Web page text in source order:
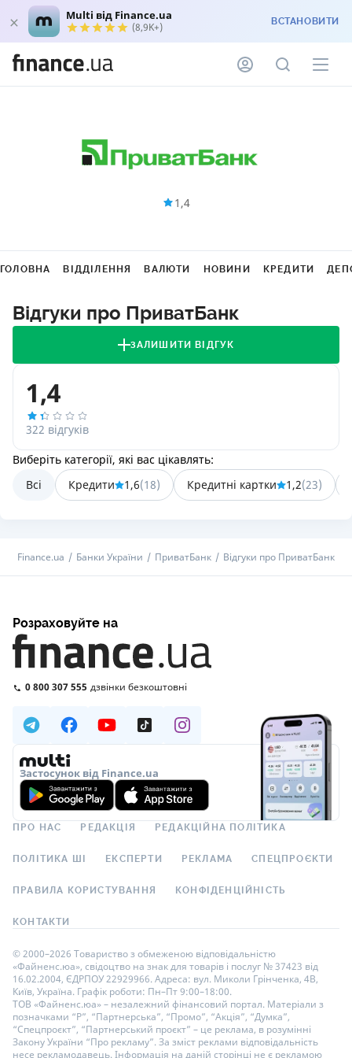
Multi від Finance.ua
(8,9K+) ВСТАНОВИТИ
1,4
ГОЛОВНА ВІДДІЛЕННЯ ВАЛЮТИ НОВИНИ КРЕДИТИ
Відгуки про ПриватБанк
ЗАЛИШИТИ ВІДГУК
1,4
322 відгуків
Виберіть категорії, які вас цікавлять:
Всі
Кредити 1,6(18) Кредитні картки 1,2(23)
Finance.ua Банки України ПриватБанк Відгуки про ПриватБанк
Розраховуйте на
0 800 307 555 дзвінки безкоштовні
Застосунок від Finance.ua
ПРО НАС РЕДАКЦІЯ РЕДАКЦІЙНА ПОЛІТИКА
ПОЛІТИКА ШІ ЕКСПЕРТИ РЕКЛАМА СПЕЦПРОЄКТИ
ПРАВИЛА КОРИСТУВАННЯ КОНФІДЕНЦІЙНІСТЬ
КОНТАКТИ
© 2000–2026 Товариство з обмеженою відповідальністю
«Файненс.юа», свідоцтво на знак для товарів і послуг № 37423 від
16.02.2004, ЄДРПОУ 22929966. Адреса: вул. Миколи Грінченка, 4В,
Київ, Україна. Графік роботи: Пн–Пт 9:00–18:00.
ТОВ «Файненс.юа» – незалежний фінансовий портал. Матеріали з
позначками “Р”, “Партнерська”, “Промо”, “Акція”, “Думка”,
“Спецпроєкт”, “Партнерський проєкт” – це реклама, в розумінні
Закону України “Про рекламу”. За зміст реклами відповідальність
несе рекламодавець. Інформація на даній сторінці не є рекламою